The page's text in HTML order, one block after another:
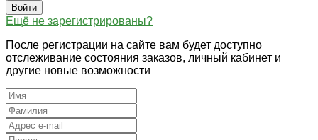
Войти
Ещё не зарегистрированы?
После регистрации на сайте вам будет доступно
отслеживание состояния заказов, личный кабинет и
другие новые возможности